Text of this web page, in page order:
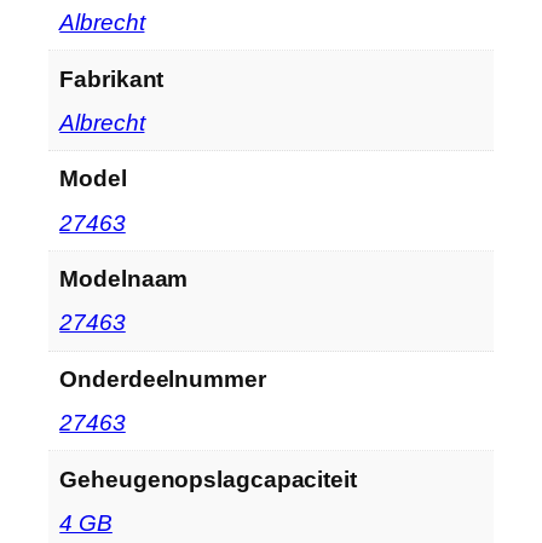
‎Albrecht
Fabrikant
‎Albrecht
Model
‎27463
Modelnaam
‎27463
Onderdeelnummer
‎27463
Geheugenopslagcapaciteit
‎4 GB